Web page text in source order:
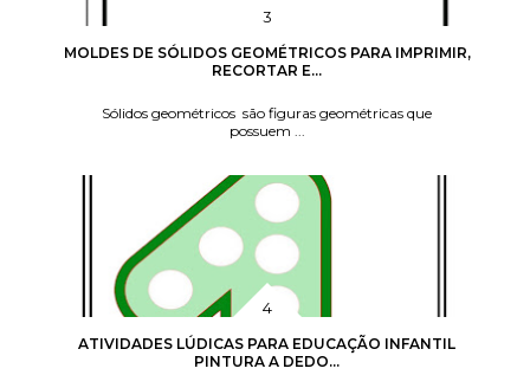
MOLDES DE SÓLIDOS GEOMÉTRICOS PARA IMPRIMIR,
RECORTAR E...
Sólidos geométricos são figuras geométricas que
possuem ...
ATIVIDADES LÚDICAS PARA EDUCAÇÃO INFANTIL
PINTURA A DEDO...